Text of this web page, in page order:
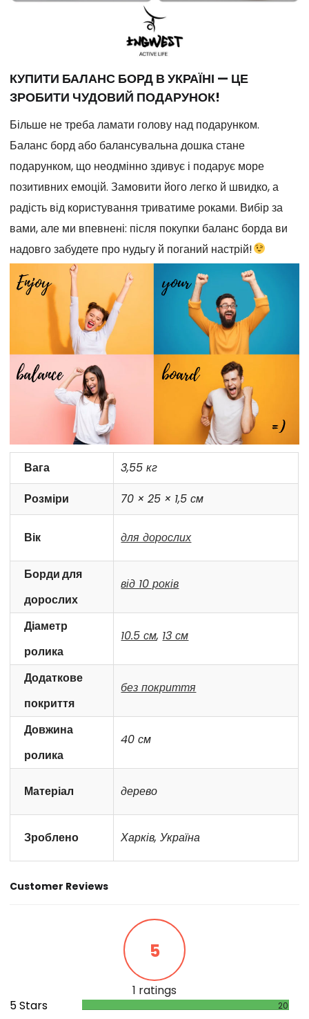
КУПИТИ БАЛАНС БОРД В УКРАЇНІ — ЦЕ
ЗРОБИТИ ЧУДОВИЙ ПОДАРУНОК!
Більше не треба ламати голову над подарунком.
Баланс борд або балансувальна дошка стане
подарунком, що неодмінно здивує і подарує море
позитивних емоцій. Замовити його легко й швидко, а
радість від користування триватиме роками. Вибір за
вами, але ми впевнені: після покупки баланс борда ви
надовго забудете про нудьгу й поганий настрій!
Вага
3,55 кг
Розміри
70 × 25 × 1,5 см
Вік для дорослих
Борди для
дорослих
від 10 років
Діаметр
ролика
10.5 см, 13 см
Додаткове
покриття
без покриття
Довжина
ролика
40 см
Матеріал дерево
Зроблено Харків, Україна
Customer Reviews
5
1 ratings
5 Stars
200%